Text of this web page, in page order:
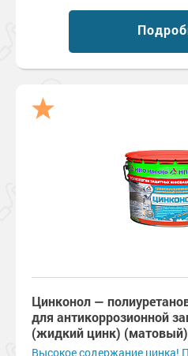
Цинконол —
для антикоррозионной
(жидкий цинк) (матовый)
Высокое содержание цинка!